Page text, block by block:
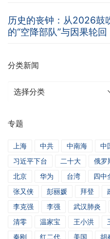
历史的丧钟：从2026鼓
的“空降部队”与因果轮回
分类新闻
分
闻
专题
上海 中共 中南海 中
习近平下台
二十大 俄罗
北京
华为 台湾 四中
张又侠
彭丽媛 拜登
李克强
李强 武汉肺炎
清零
温家宝 王小洪
秦刚
红二代 美国 胡